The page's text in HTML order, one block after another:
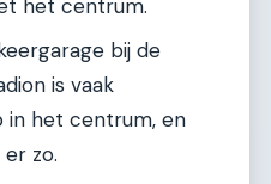
het centrum.
bij de
is vaak
in het centrum, en
zo.